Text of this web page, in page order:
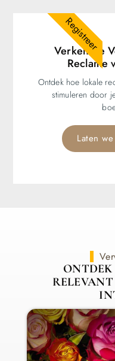
Verken de
Reclame
Ontdek hoe lokale
stimuleren door
Laten
Registreer